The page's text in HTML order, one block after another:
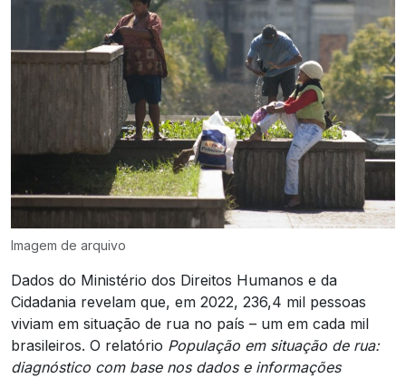
Imagem de arquivo
Dados do Ministério dos Direitos Humanos e da
Cidadania revelam que, em 2022, 236,4 mil pessoas
viviam em situação de rua no país – um em cada mil
brasileiros. O relatório População em situação de rua:
diagnóstico com base nos dados e informações